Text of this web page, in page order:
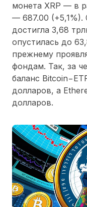
монета XRP — в
— 687.00 (+5,1%).
достигла 3,68
опустилась до
прежнему
фондам. Так, за
баланс
долларов, а
долларов.